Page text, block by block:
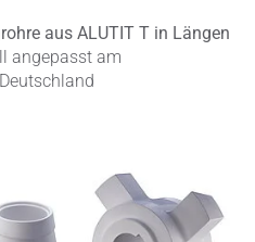
aus ALUTIT T in Längen
angepasst am